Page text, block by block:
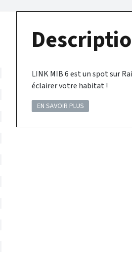
LINK MIB 6 est un spot sur
éclairer votre habitat !
EN SAVOIR PLUS